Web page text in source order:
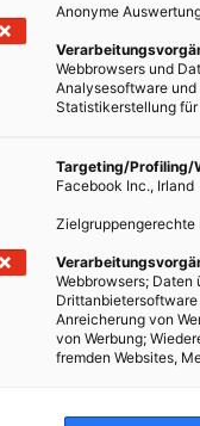
die Alufolie am
Anbau aus der
Ihre
gewürdigt.
Japanischen
ein paar Tipps, nicht
kann.
Anonyme
Webbrowsers und
Analysesoftware und
Statistikerstellung
Targeting/Profiling/
Facebook Inc., Irland
Zielgruppengerechte
Webbrowsers; Daten
Anreicherung von
von Werbung;
fremden Websites,